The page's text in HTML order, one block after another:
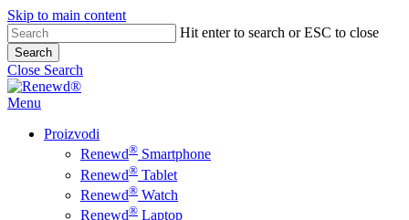
Skip to main content
Hit enter to search or ESC to close
Search
Close Search
Menu
Proizvodi
Renewd® Smartphone
Renewd® Tablet
Renewd® Watch
Renewd® Laptop